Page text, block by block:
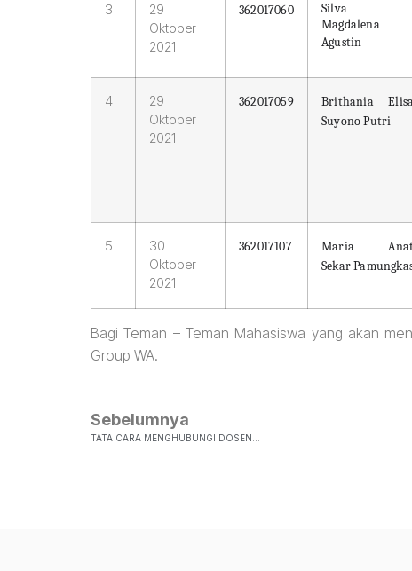
3
29
Oktober
2021
362017060
Silva
Magdalena
Agustin
4
29
Oktober
2021
362017059
Brithania
Suyono Putri
5
30
Oktober
2021
362017107
Maria
Sekar
Bagi Teman – Teman Mahasiswa yang akan
Group WA.
Sebelumnya
TATA CARA MENGHUBUNGI DOSEN…